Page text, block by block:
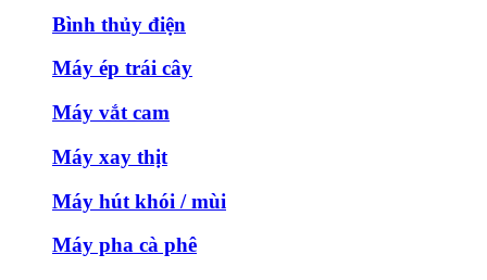
Bình thủy điện
Máy ép trái cây
Máy vắt cam
Máy xay thịt
Máy hút khói / mùi
Máy pha cà phê